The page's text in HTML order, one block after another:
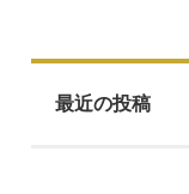
最近の投稿